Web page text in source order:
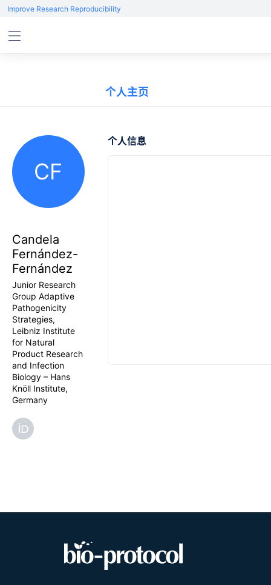
Improve Research Reproducibility
个人主页
CF
Candela
Fernández-
Fernández
Junior Research
Group Adaptive
Pathogenicity
Strategies,
Leibniz Institute
for Natural
Product Research
and Infection
Biology – Hans
Knöll Institute,
Germany
个人信息